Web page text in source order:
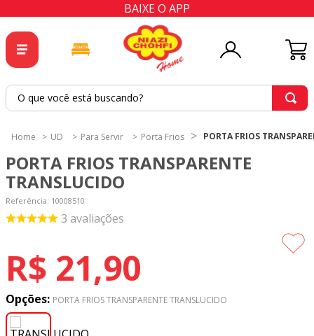
BAIXE O APP
O que você está buscando?
UD Para Servir Porta Frios PORTA FRIOS
PORTA FRIOS TRANSPARENTE
TRANSLUCIDO
Referência: 10008510
3 avaliações
R$ 21,90
Opções: PORTA FRIOS TRANSPARENTE TRANSLUCIDO
2º
tapete
cortina
4º
tecido percal
6º
tecido tricoline
7º
percal
8
tricoline digital